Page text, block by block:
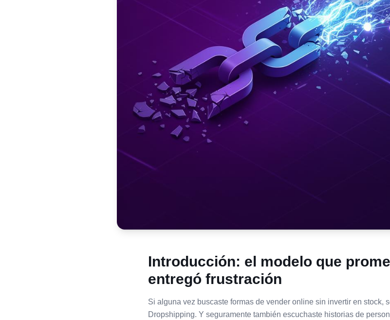
Introducción: el modelo que
entregó frustración
Si alguna vez buscaste formas de vender online sin invertir en stock,
Dropshipping. Y seguramente también escuchaste historias de